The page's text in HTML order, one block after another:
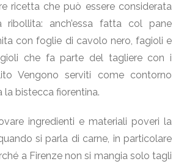
ricetta che può essere considerata
anch’essa fatta col pane
con foglie di cavolo nero, fagioli e
che fa parte del tagliere con i
Vengono serviti come contorno
la bistecca fiorentina.
ingredienti e materiali poveri la
si parla di carne, in particolare
a Firenze non si mangia solo tagli